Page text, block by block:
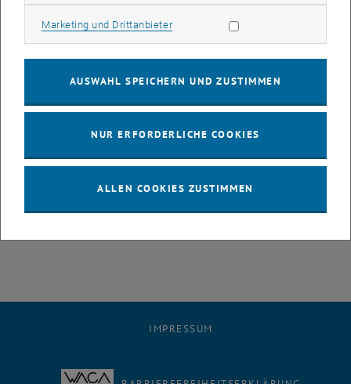
<link http: www.drachengasse.at
karten.asp>www.drachengasse.at/karten.asp
Fleischmarkt 22, Eingang Drachengasse 2
IMPRESSUM
Marketing und DrittanbieterMarketing Cookies zulassen
AUSWAHL SPEICHERN UND ZUSTIMMEN
NUR ERFORDERLICHE COOKIES
ALLEN COOKIES ZUSTIMMEN